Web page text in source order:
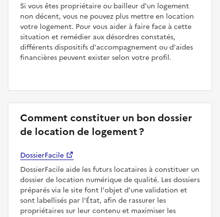
Si vous êtes propriétaire ou bailleur d'un logement
non décent, vous ne pouvez plus mettre en location
votre logement. Pour vous aider à faire face à cette
situation et remédier aux désordres constatés,
différents dispositifs d'accompagnement ou d'aides
financières peuvent exister selon votre profil.
Comment constituer un bon dossier
de location de logement ?
DossierFacile
DossierFacile aide les futurs locataires à constituer un
dossier de location numérique de qualité. Les dossiers
préparés via le site font l'objet d'une validation et
sont labellisés par l'État, afin de rassurer les
propriétaires sur leur contenu et maximiser les